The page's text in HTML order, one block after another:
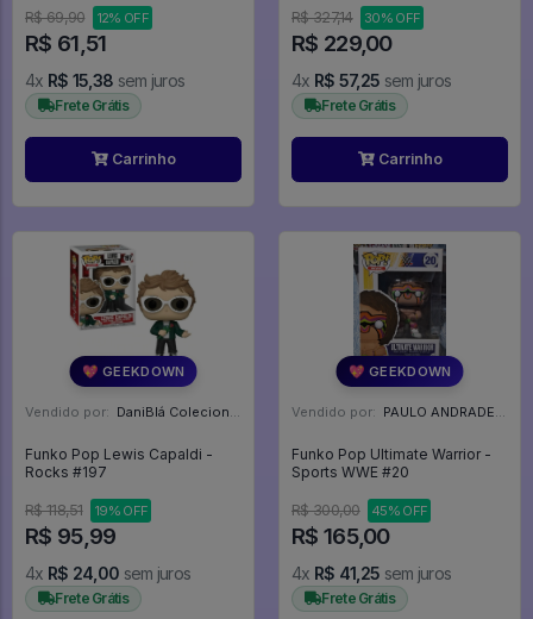
R$ 69,90
12% OFF
R$ 61,51
4x R$ 15,38 sem juros
Frete Grátis
Carrinho
R$ 327,14 30% OFF
R$ 229,00
4x R$ 57,25 sem juros
Frete Grátis
Carrinho
💖 GEEKDOWN
Vendido por: DaniBlá Colecionáveis - SP
Funko Pop Lewis Capaldi -
Rocks #197
R$ 118,51 19% OFF
R$ 95,99
4x R$ 24,00 sem juros
Frete Grátis
💖 GEEKDOWN
Vendido por: PAULO ANDRADE - RJ
Funko Pop Ultimate Warrior -
Sports WWE #20
R$ 300,00 45% OFF
R$ 165,00
4x R$ 41,25 sem juros
Frete Grátis